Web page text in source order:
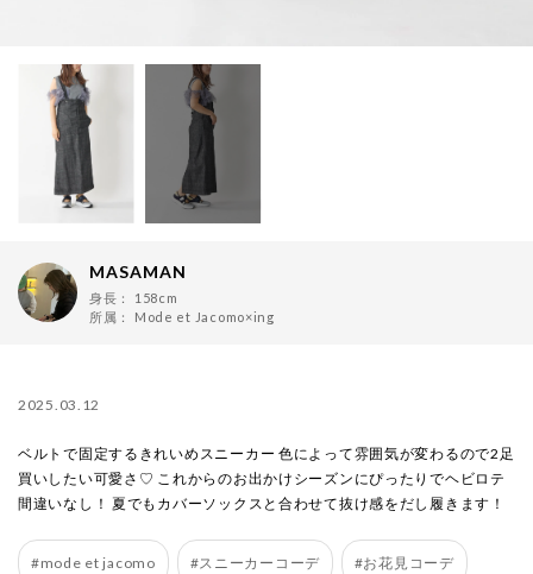
MASAMAN
身長：
158cm
所属： Mode et Jacomo×ing
2025.03.12
ベルトで固定するきれいめスニーカー 色によって雰囲気が変わるので2足
買いしたい可愛さ♡ これからのお出かけシーズンにぴったりでヘビロテ
間違いなし！ 夏でもカバーソックスと合わせて抜け感をだし履きます！
#mode et jacomo #スニーカーコーデ #お花見コーデ